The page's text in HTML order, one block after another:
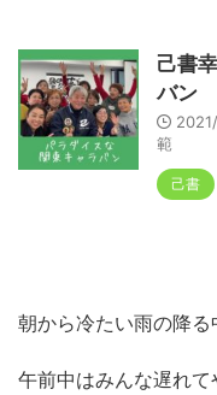
己書
バン
範
己書
朝から冷たい雨の降る
午前中はみんな遅れて